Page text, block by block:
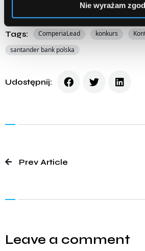
Nie wyrażam
Akcje promocyjne
Tags: ComperiaLead konkurs
santander bank polska
Udostępnij:
Prev Article
Leave a comment